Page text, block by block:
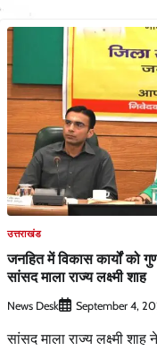
उत्तराखंड
जनहित में विकास कार्यों को
सांसद माला राज्य लक्ष्मी शाह
News Desk September 4,
सांसद माला राज्य लक्ष्मी